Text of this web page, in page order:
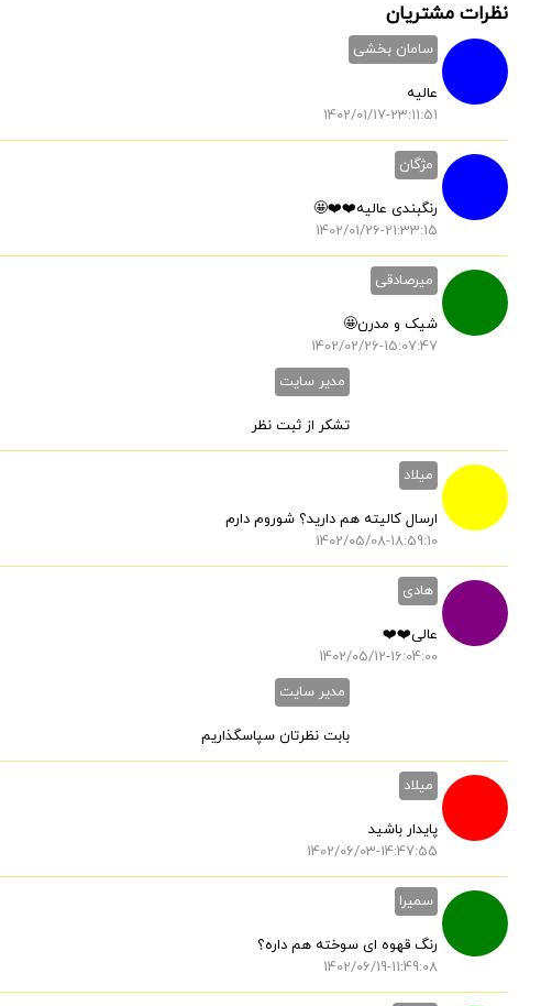
نظرات مشتریان
سامان بخشی
عالیه
1402/01/17-23:11:51
مژگان
رنگبندی عالیه❤️❤️🤩
1402/01/26-21:33:15
میرصادقی
شیک و مدرن🤩
1402/02/26-15:07:47
مدیر سایت
تشکر از ثبت نظر
میلاد
ارسال کالیته هم دارید؟ شوروم دارم
1402/05/08-18:59:10
هادی
عالی❤️❤️
1402/05/12-16:04:00
مدیر سایت
بابت نظرتان سپاسگذاریم
میلاد
پایدار باشید
1402/06/03-14:47:55
سمیرا
رنگ قهوه ای سوخته هم داره؟
1402/06/19-11:49:08